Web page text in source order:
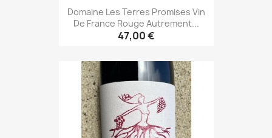
Domaine Les Terres Promises Vin
De France Rouge Autrement...
47,00 €